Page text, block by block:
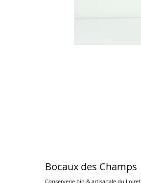
Bocaux des Champs
Conserverie bio & artisanale du Loiret